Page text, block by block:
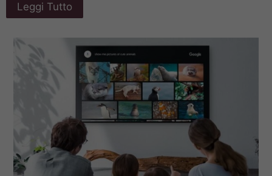
Leggi Tutto